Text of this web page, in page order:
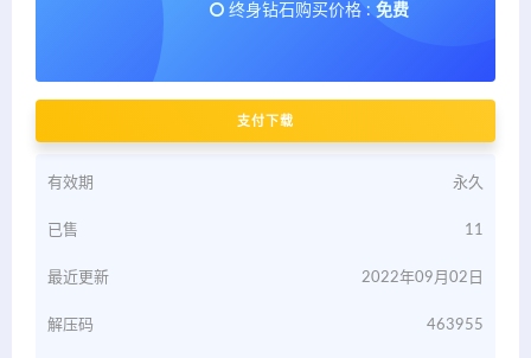
终身钻石购买价格 : 免费
支付下载
有效期 永久
已售 11
最近更新 2022年09月02日
解压码 463955